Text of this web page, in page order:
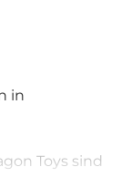
in
Toys sind